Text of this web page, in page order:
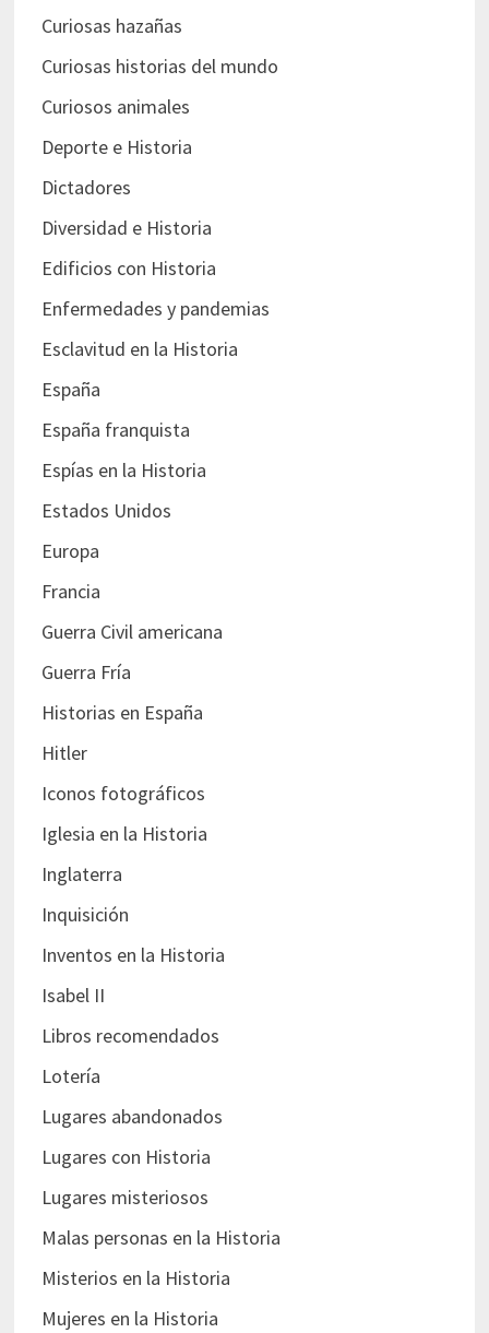
Curiosas hazañas
Curiosas historias del mundo
Curiosos animales
Deporte e Historia
Dictadores
Diversidad e Historia
Edificios con Historia
Enfermedades y pandemias
Esclavitud en la Historia
España
España franquista
Espías en la Historia
Estados Unidos
Europa
Francia
Guerra Civil americana
Guerra Fría
Historias en España
Hitler
Iconos fotográficos
Iglesia en la Historia
Inglaterra
Inquisición
Inventos en la Historia
Isabel II
Libros recomendados
Lotería
Lugares abandonados
Lugares con Historia
Lugares misteriosos
Malas personas en la Historia
Misterios en la Historia
Mujeres en la Historia